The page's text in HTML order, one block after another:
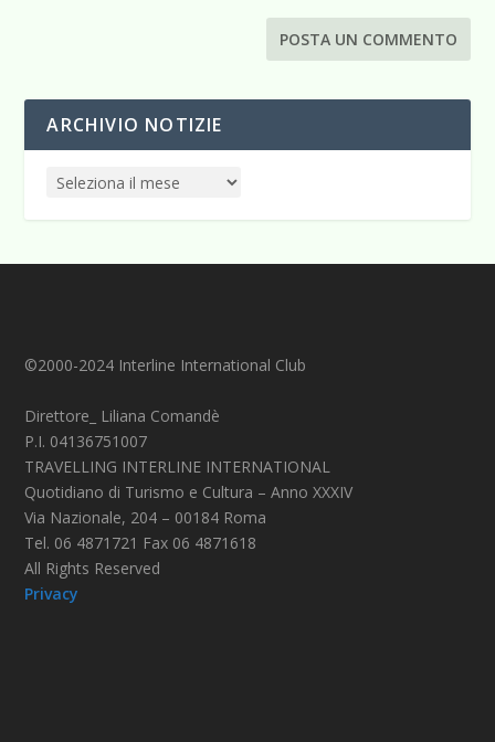
ARCHIVIO NOTIZIE
©2000-2024 Interline International Club
Direttore_ Liliana Comandè
P.I. 04136751007
TRAVELLING INTERLINE INTERNATIONAL
Quotidiano di Turismo e Cultura – Anno XXXIV
Via Nazionale, 204 – 00184 Roma
Tel. 06 4871721 Fax 06 4871618
All Rights Reserved
Privacy